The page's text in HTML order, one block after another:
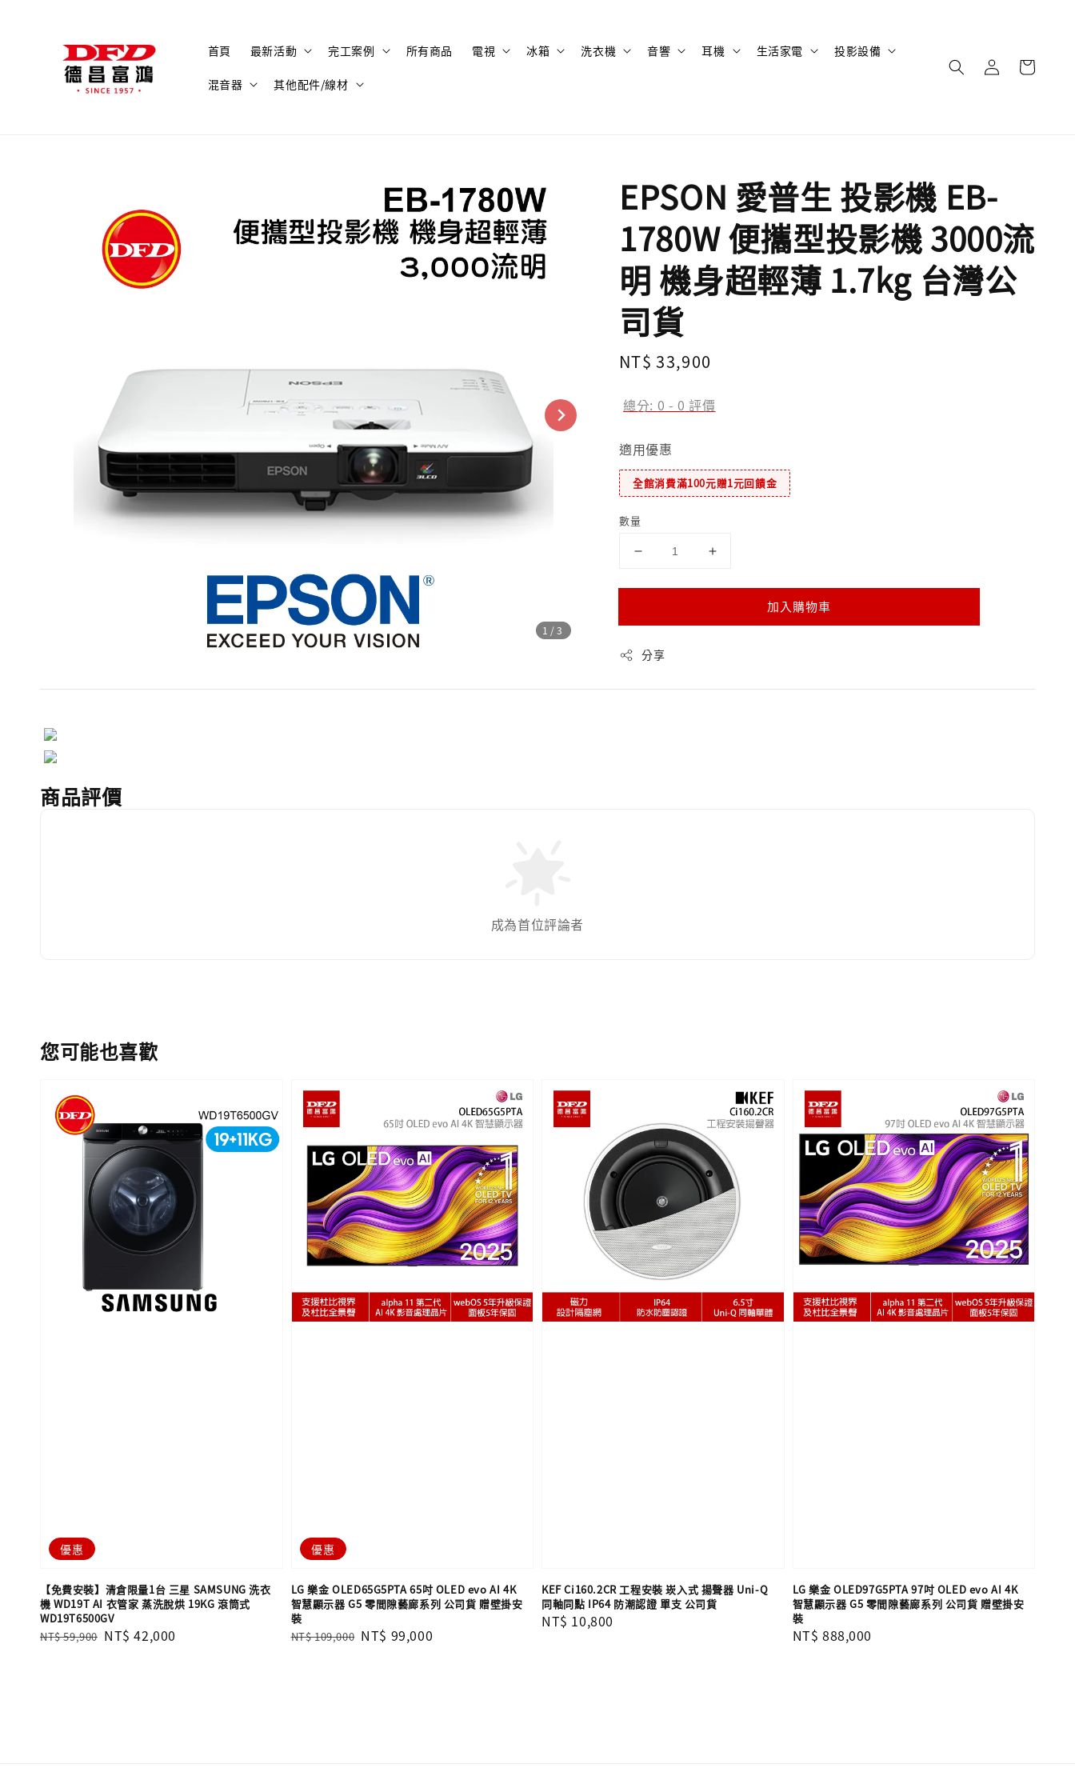
首頁 最新活動 完工案例 所有商品 電視 冰箱 洗衣機 音響 耳機 生活家電 投影設備
混音器 其他配件/線材
1 /3
EPSON 愛普生 投影機 EB-
1780W 便攜型投影機 3000流
明 機身超輕薄 1.7kg​ 台灣公
司貨
Regular
NT$ 33,900
總分: 0 - 0 評價
適用優惠
全館消費滿100元贈1元回饋金
數量
加入購物車
分享
商品評價
成為首位評論者
您可能也喜歡
優惠
【免費安裝】清倉限量1台 三星 SAMSUNG 洗衣
機 WD19T AI 衣管家 蒸洗脫烘 19KG 滾筒式
WD19T6500GV
Regular
NT$ 59,900 Sale
NT$ 42,000
優惠
LG 樂金 OLED65G5PTA 65吋 OLED evo AI 4K
智慧顯示器 G5 零間隙藝廊系列 公司貨 贈壁掛安
裝
Regular
NT$ 109,000 Sale
NT$ 99,000
KEF Ci160.2CR 工程安裝 崁入式 揚聲器 Uni-Q
同軸同點 IP64 防潮認證 單支​​​​​​​ 公司貨
Regular
NT$ 10,800
LG 樂金 OLED97G5PTA 97吋 OLED evo AI 4K
智慧顯示器 G5 零間隙藝廊系列 公司貨 贈壁掛安
裝
Regular
NT$ 888,000